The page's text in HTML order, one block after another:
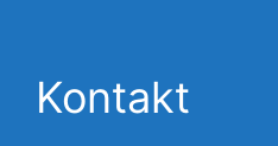
Kontakt